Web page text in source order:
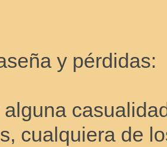
y pérdidas:
alguna
cualquiera de